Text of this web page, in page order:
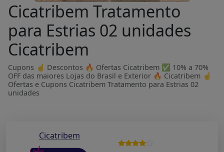
Cicatribem Tratamento
para Estrias 02 unidades
Cicatribem
Cupons ☝ Descontos 🔥 Ofertas Cicatribem ✅ 10% a 70%
OFF das maiores Lojas do Brasil e Exterior 🔥 Cicatribem ☝
Ofertas e Cupons Cicatribem Tratamento para Estrias 02
unidades
Cicatribem